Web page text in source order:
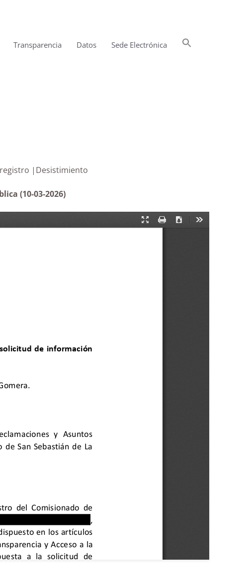
Transparencia Datos Sede Electrónica
en registro |Desistimiento
(10-03-2026)